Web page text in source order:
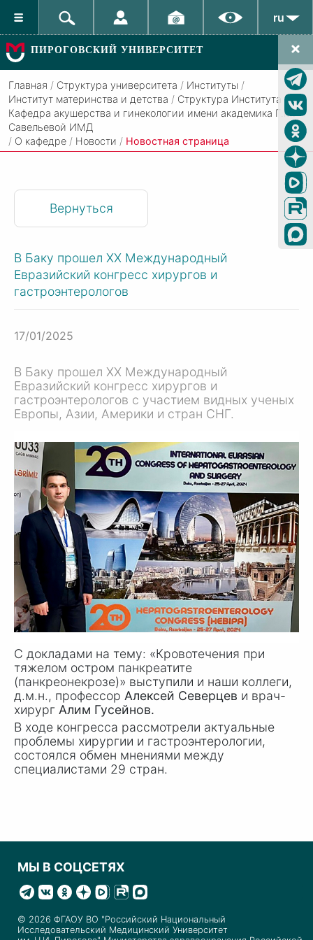
ru
ПИРОГОВСКИЙ УНИВЕРСИТЕТ
Главная / Структура университета / Институты /
Институт материнства и детства / Структура Института /
Кафедра акушерства и гинекологии имени академика Г.М.
Савельевой ИМД
/ О кафедре / Новости / Новостная страница
В Баку прошел XX Международный
Евразийский конгресс хирургов и
гастроэнтерологов
17/01/2025
В Баку прошел XX Международный
Евразийский конгресс хирургов и
гастроэнтерологов с участием видных ученых
Европы, Азии, Америки и стран СНГ.
С докладами на тему: «Кровотечения при
тяжелом остром панкреатите
(панкреонекрозе)» выступили и наши коллеги,
д.м.н., профессор Алексей Северцев и врач-
хирург Алим Гусейнов.
В ходе конгресса рассмотрели актуальные
проблемы хирургии и гастроэнтерологии,
состоялся обмен мнениями между
специалистами 29 стран.
Вернуться
МЫ В СОЦСЕТЯХ
© 2026 ФГАОУ ВО "Российский Национальный
Исследовательский Медицинский Университет